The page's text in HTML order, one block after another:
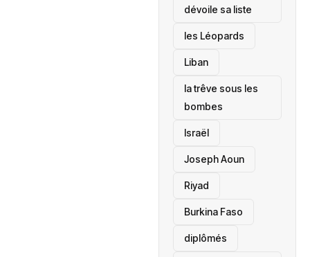
dévoile sa liste
les Léopards
‎Liban
la trêve sous les
bombes
Israël
Joseph Aoun
Riyad
Burkina Faso
diplômés